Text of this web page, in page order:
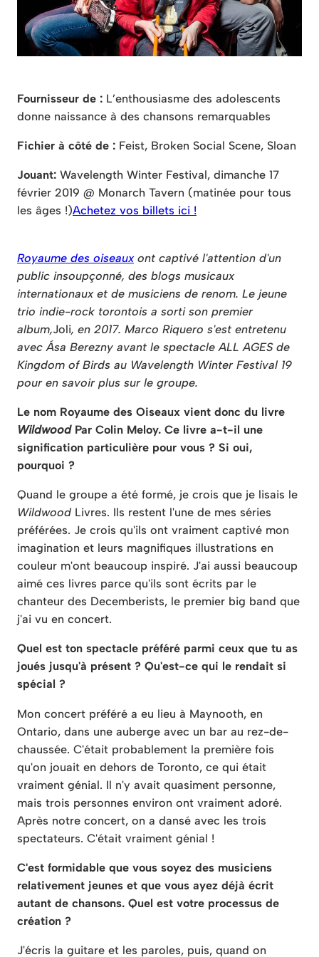
Fournisseur de : L’enthousiasme des adolescents
donne naissance à des chansons remarquables
Fichier à côté de : Feist, Broken Social Scene, Sloan
Jouant: Wavelength Winter Festival, dimanche 17
février 2019 @ Monarch Tavern (matinée pour tous
les âges !)Achetez vos billets ici !
Royaume des oiseauxont captivé l'attention d'un
public insoupçonné, des blogs musicaux
internationaux et de musiciens de renom. Le jeune
trio indie-rock torontois a sorti son premier
album,Joli, en 2017. Marco Riquero s'est entretenu
avec Ása Berezny avant le spectacle ALL AGES de
Kingdom of Birds au Wavelength Winter Festival 19
pour en savoir plus sur le groupe.
Le nom Royaume des Oiseaux vient donc du livre
WildwoodPar Colin Meloy. Ce livre a-t-il une
signification particulière pour vous ? Si oui,
pourquoi ?
Quand le groupe a été formé, je crois que je lisais le
Wildwood Livres. Ils restent l'une de mes séries
préférées. Je crois qu'ils ont vraiment captivé mon
imagination et leurs magnifiques illustrations en
couleur m'ont beaucoup inspiré. J'ai aussi beaucoup
aimé ces livres parce qu'ils sont écrits par le
chanteur des Decemberists, le premier big band que
j'ai vu en concert.
Quel est ton spectacle préféré parmi ceux que tu as
joués jusqu'à présent ? Qu'est-ce qui le rendait si
spécial ?
Mon concert préféré a eu lieu à Maynooth, en
Ontario, dans une auberge avec un bar au rez-de-
chaussée. C'était probablement la première fois
qu'on jouait en dehors de Toronto, ce qui était
vraiment génial. Il n'y avait quasiment personne,
mais trois personnes environ ont vraiment adoré.
Après notre concert, on a dansé avec les trois
spectateurs. C'était vraiment génial !
C'est formidable que vous soyez des musiciens
relativement jeunes et que vous ayez déjà écrit
autant de chansons. Quel est votre processus de
création ?
J'écris la guitare et les paroles, puis, quand on